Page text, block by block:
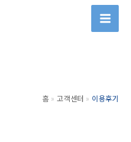
홈 고객센터 이용후기